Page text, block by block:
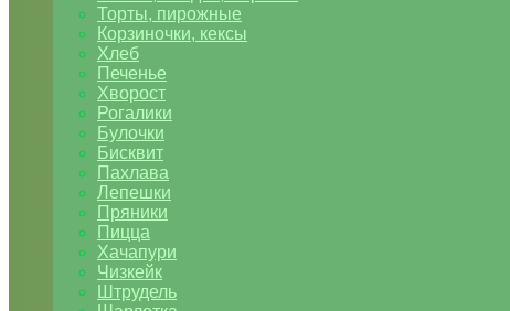
Торты, пирожные
Корзиночки, кексы
Хлеб
Печенье
Хворост
Рогалики
Булочки
Бисквит
Пахлава
Лепешки
Пряники
Пицца
Хачапури
Чизкейк
Штрудель